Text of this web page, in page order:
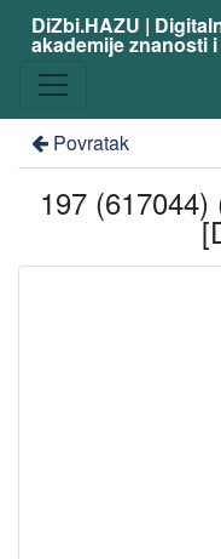
DiZbi.HAZU |
akademije znanosti
Povratak
197